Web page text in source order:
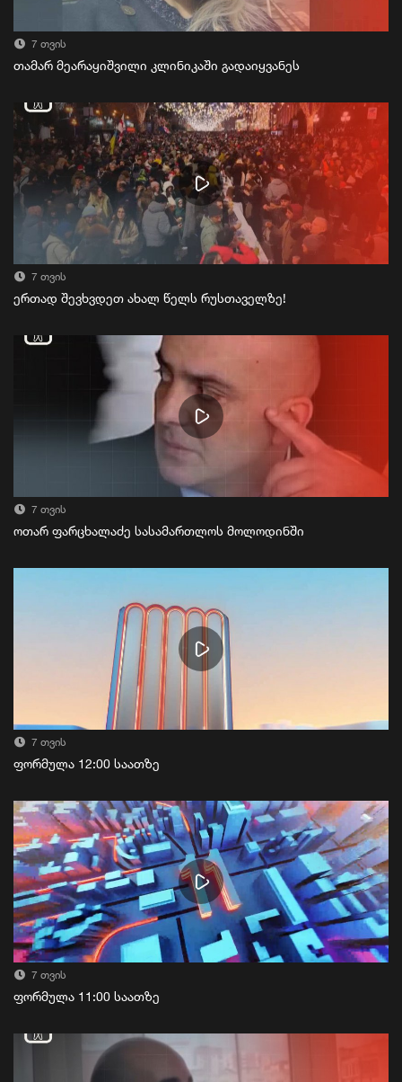
7 თვის
თამარ მეარაყიშვილი კლინიკაში გადაიყვანეს
7 თვის
ერთად შევხვდეთ ახალ წელს რუსთაველზე!
7 თვის
ოთარ ფარცხალაძე სასამართლოს მოლოდინში
7 თვის
ფორმულა 12:00 საათზე
7 თვის
ფორმულა 11:00 საათზე